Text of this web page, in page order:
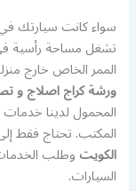
سواء كانت سيارتك
تشغل مساحة رأسية
الممر الخاص خارج
ورشة كراج اصلاج و
المحمول لدينا خدمات
المكتب. تحتاج فقط
الكويتوطلب
السيارات.